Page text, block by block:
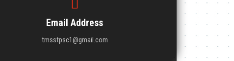
Email Address
tmsstpsc1@gmail.com